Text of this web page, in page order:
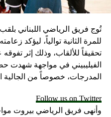
سكاي نيوز
تُوج فريق الرياضي اللبناني
للمرة الثانية توالياً، ليؤكد
تحقيقاً للألقاب، وذلك إثر
الفيليبيني في مواجهة شهدت
المدرجات، خصوصاً من الجالية
Follow us on Twitter
وأنهى فريق الرياضي بيروت